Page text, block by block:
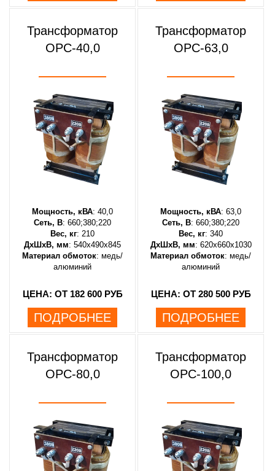
Трансформатор
ОРС-40,0
Мощность, кВА: 40,0
Сеть, В: 660;380;220
Вес, кг: 210
ДхШхВ, мм: 540х490х845
Материал обмоток: медь/
алюминий
ЦЕНА: ОТ 182 600 РУБ
ПОДРОБНЕЕ
Трансформатор
ОРС-63,0
Мощность, кВА: 63,0
Сеть, В: 660;380;220
Вес, кг: 340
ДхШхВ, мм: 620х660х1030
Материал обмоток: медь/
алюминий
ЦЕНА: ОТ 280 500 РУБ
ПОДРОБНЕЕ
Трансформатор
ОРС-80,0
Трансформатор
ОРС-100,0